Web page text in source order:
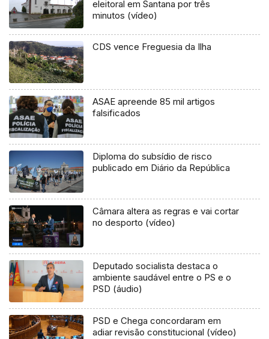
eleitoral em Santana por três
minutos (vídeo)
CDS vence Freguesia da Ilha
ASAE apreende 85 mil artigos
falsificados
Diploma do subsídio de risco
publicado em Diário da República
Câmara altera as regras e vai cortar
no desporto (vídeo)
Deputado socialista destaca o
ambiente saudável entre o PS e o
PSD (áudio)
PSD e Chega concordaram em
adiar revisão constitucional (vídeo)